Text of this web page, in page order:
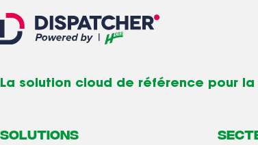
La solution cloud de référence pour
SOLUTIONS